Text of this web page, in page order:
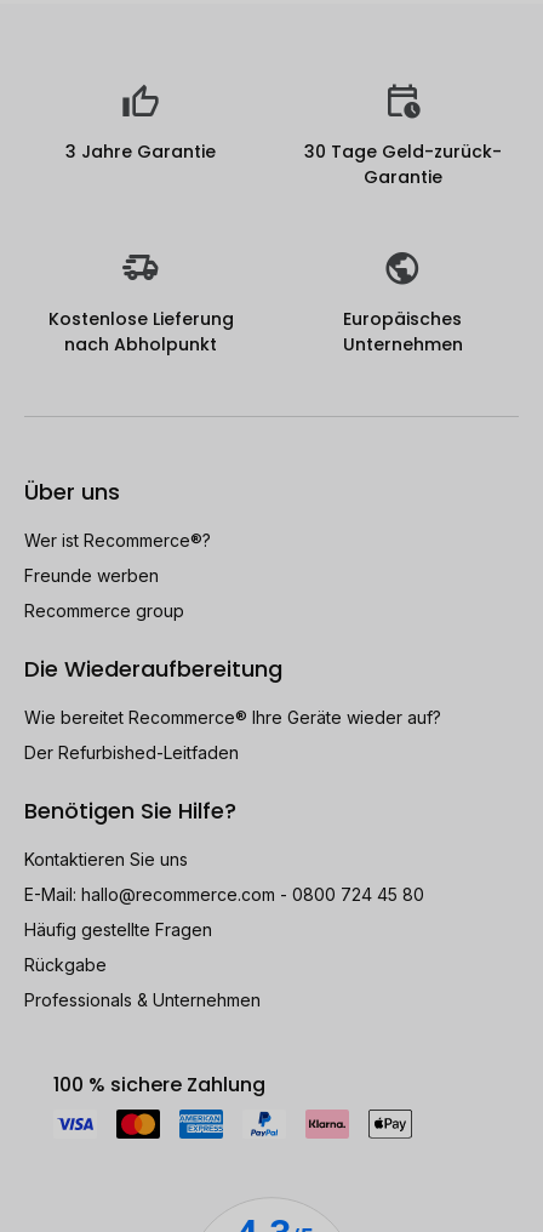
3 Jahre Garantie
30 Tage Geld-zurück-
Garantie
Kostenlose Lieferung
nach Abholpunkt
Europäisches
Unternehmen
Über uns
Wer ist Recommerce®?
Freunde werben
Recommerce group
Die Wiederaufbereitung
Wie bereitet Recommerce® Ihre Geräte wieder auf?
Der Refurbished-Leitfaden
Benötigen Sie Hilfe?
Kontaktieren Sie uns
E-Mail: hallo@recommerce.com - 0800 724 45 80
Häufig gestellte Fragen
Rückgabe
Professionals & Unternehmen
100 % sichere Zahlung